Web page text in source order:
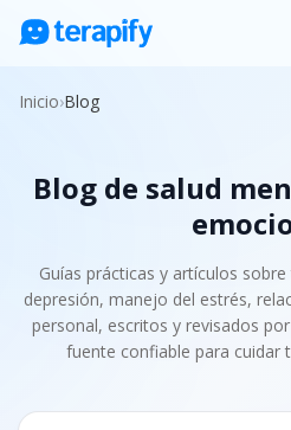
Psicólogos en línea
Opiniones
Preguntas frecuentes
Blog
Trabaja con nosotros
Inicio›Blog
Blog de salud
Guías prácticas y artículos
depresión, manejo del estrés,
personal, escritos y revisados
fuente confiable para cuidar